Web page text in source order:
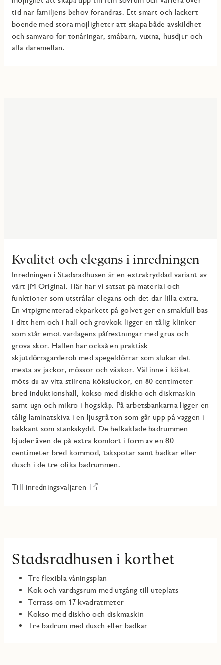
tid när familjens behov förändras. Ett smart och läckert
boende med stora möjligheter att skapa både avskildhet
och samvaro för tonåringar, småbarn, vuxna, husdjur och
alla däremellan.
Kvalitet och elegans i inredningen
Inredningen i Stadsradhusen är en extrakryddad variant av
vårt JM Original. Här har vi satsat på material och
funktioner som utstrålar elegans och det där lilla extra.
En vitpigmenterad ekparkett på golvet ger en smakfull bas
i ditt hem och i hall och grovkök ligger en tålig klinker
som står emot vardagens påfrestningar med grus och
grova skor. Hallen har också en praktisk
skjutdörrsgarderob med spegeldörrar som slukar det
mesta av jackor, mössor och väskor. Väl inne i köket
möts du av vita stilrena köksluckor, en 80 centimeter
bred induktionshäll, köksö med diskho och diskmaskin
samt ugn och mikro i högskåp. På arbetsbänkarna ligger en
tålig laminatskiva i en ljusgrå ton som går upp på väggen i
bakkant som stänkskydd. De helkaklade badrummen
bjuder även de på extra komfort i form av en 80
centimeter bred kommod, takspotar samt badkar eller
dusch i de tre olika badrummen.
Till inredningsväljaren
Stadsradhusen i korthet
Tre flexibla våningsplan
Kök och vardagsrum med utgång till uteplats
Terrass om 17 kvadratmeter
Köksö med diskho och diskmaskin
Tre badrum med dusch eller badkar